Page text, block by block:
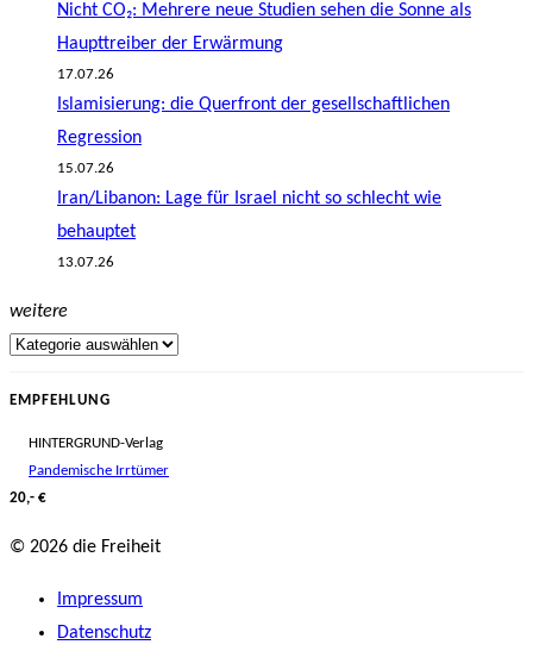
Nicht CO₂: Mehrere neue Studien sehen die Sonne als
Haupttreiber der Erwärmung
17.07.26
Islamisierung: die Querfront der gesellschaftlichen
Regression
15.07.26
Iran/Libanon: Lage für Israel nicht so schlecht wie
behauptet
13.07.26
weitere
EMPFEHLUNG
HINTERGRUND-Verlag
Pandemische Irrtümer
20,- €
© 2026 die Freiheit
Impressum
Datenschutz